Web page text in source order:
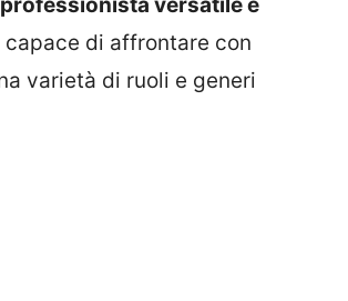
versatile e
capace di affrontare con
varietà di ruoli e generi